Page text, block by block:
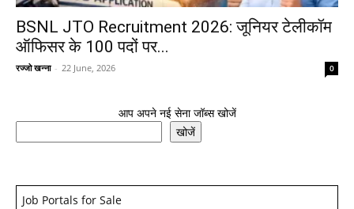
BSNL JTO Recruitment 2026: जूनियर टेलीकॉम
ऑफिसर के 100 पदों पर...
रज्जो खन्ना - 22 June, 2026 0
आप अपने नई सेना जॉब्स खोजें
खोजें
Job Portals for Sale